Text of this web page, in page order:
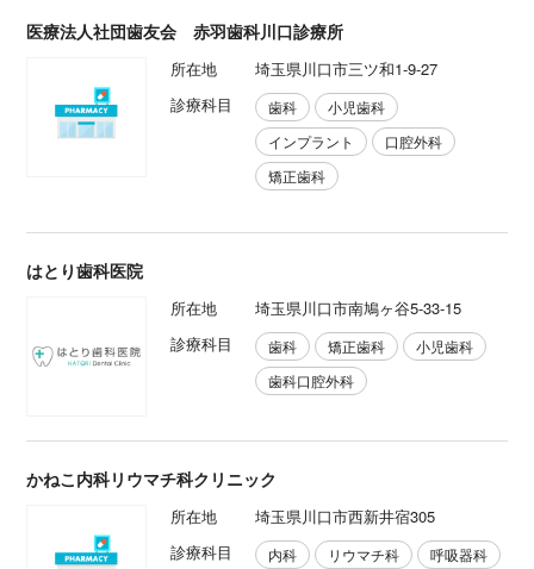
医療法人社団歯友会 赤羽歯科川口診療所
所在地
埼玉県川口市三ツ和1-9-27
診療科目
歯科
小児歯科
インプラント
口腔外科
矯正歯科
はとり歯科医院
所在地
埼玉県川口市南鳩ヶ谷5-33-15
診療科目
歯科 矯正歯科
小児歯科
歯科口腔外科
かねこ内科リウマチ科クリニック
所在地
埼玉県川口市西新井宿305
診療科目
内科 リウマチ科
呼吸器科